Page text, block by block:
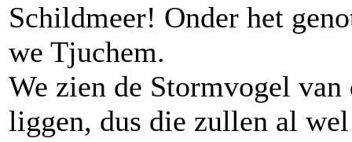
Schildmeer! Onder het
we Tjuchem.
We zien de Stormvogel
liggen, dus die zullen al